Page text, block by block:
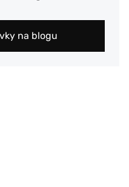
na blogu